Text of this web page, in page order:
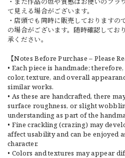
て見える場合がございます。
・店頭でも同時に販売しております
の場合がございます。随時確認してお
承ください。
【Notes Before Purchase – Please
• Each piece is handmade;
color, texture, and overall
similar works.
• As these are handcrafted, there
surface roughness, or slight
understanding as part of the
• Fine crackling (crazing) may
affect usability and can be enjoyed
character.
• Colors and textures may appear